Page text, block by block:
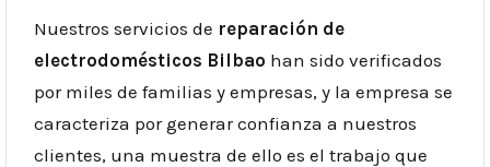
Nuestros servicios de reparación de
electrodomésticos Bilbao han sido verificados
por miles de familias y empresas, y la empresa se
caracteriza por generar confianza a nuestros
clientes, una muestra de ello es el trabajo que